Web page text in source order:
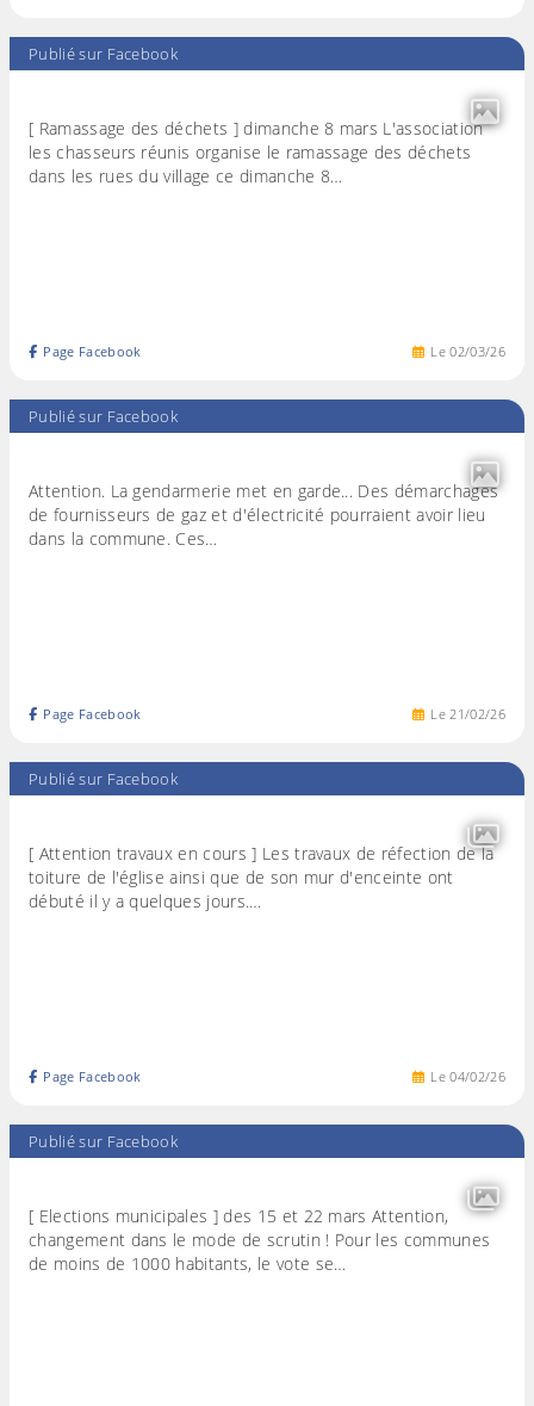
Publié sur Facebook
[ Ramassage des déchets ] dimanche 8 mars L'association
les chasseurs réunis organise le ramassage des déchets
dans les rues du village ce dimanche 8…
Le02/03/26
Page Facebook
Publié sur Facebook
Attention. La gendarmerie met en garde... Des démarchages
de fournisseurs de gaz et d'électricité pourraient avoir lieu
dans la commune. Ces…
Le21/02/26
Page Facebook
Publié sur Facebook
[ Attention travaux en cours ] Les travaux de réfection de la
toiture de l'église ainsi que de son mur d'enceinte ont
débuté il y a quelques jours.…
Le04/02/26
Page Facebook
Publié sur Facebook
[ Elections municipales ] des 15 et 22 mars Attention,
changement dans le mode de scrutin ! Pour les communes
de moins de 1000 habitants, le vote se…